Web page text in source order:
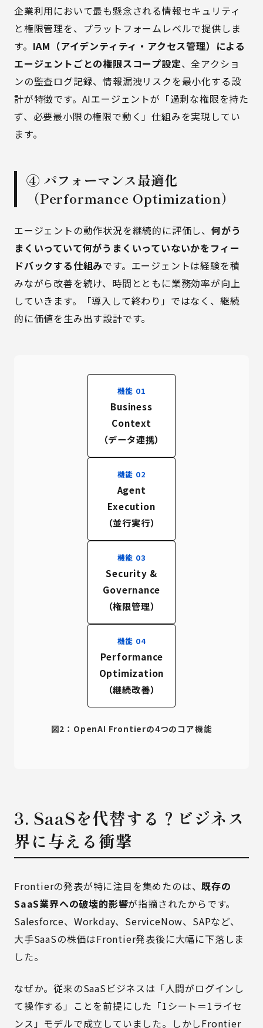
企業利用において最も懸念される情報セキュリティ
と権限管理を、プラットフォームレベルで提供しま
す。 IAM（アイデンティティ・アクセス管理）による
エージェントごとの権限スコープ設定、全アクショ
ンの監査ログ記録、情報漏洩リスクを最小化する設
計が特徴です。AIエージェントが「過剰な権限を持た
ず、必要最小限の権限で動く」仕組みを実現してい
ます。
④ パフォーマンス最適化
（Performance Optimization）
エージェントの動作状況を継続的に評価し、 何がう
まくいっていて何がうまくいっていないかをフィー
ドバックする仕組みです。エージェントは経験を積
みながら改善を続け、時間とともに業務効率が向上
していきます。「導入して終わり」ではなく、継続
的に価値を生み出す設計です。
機能 01
Business
Context
（データ連携）
機能 02
Agent
Execution
（並行実行）
機能 03
Security &
Governance
（権限管理）
機能 04
Performance
Optimization
（継続改善）
図2：OpenAI Frontierの4つのコア機能
3. SaaSを代替する？ビジネス
界に与える衝撃
Frontierの発表が特に注目を集めたのは、既存の
SaaS業界への破壊的影響が指摘されたからです。
Salesforce、Workday、ServiceNow、SAPなど、
大手SaaSの株価はFrontier発表後に大幅に下落しま
した。
なぜか。従来のSaaSビジネスは「人間がログインし
て操作する」ことを前提にした「1シート＝1ライセ
ンス」モデルで成立していました。しかしFrontier